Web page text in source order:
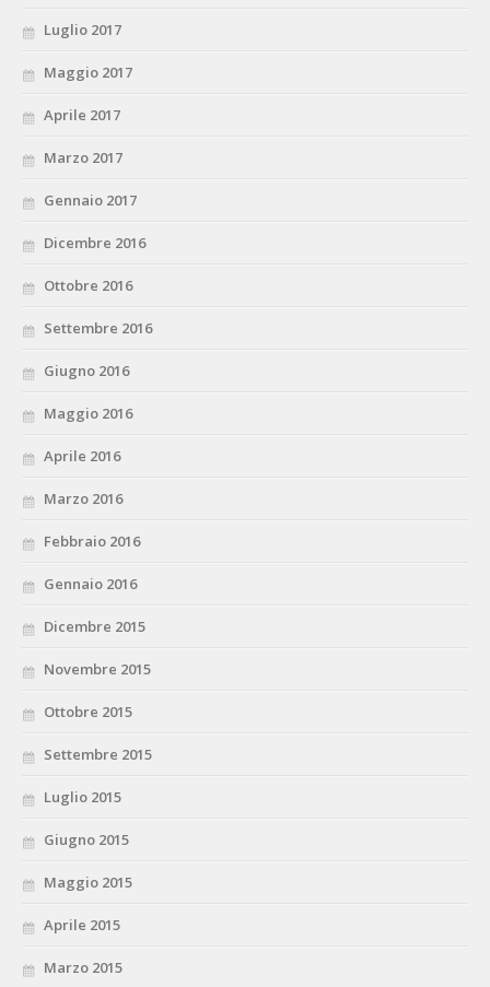
Luglio 2017
Maggio 2017
Aprile 2017
Marzo 2017
Gennaio 2017
Dicembre 2016
Ottobre 2016
Settembre 2016
Giugno 2016
Maggio 2016
Aprile 2016
Marzo 2016
Febbraio 2016
Gennaio 2016
Dicembre 2015
Novembre 2015
Ottobre 2015
Settembre 2015
Luglio 2015
Giugno 2015
Maggio 2015
Aprile 2015
Marzo 2015